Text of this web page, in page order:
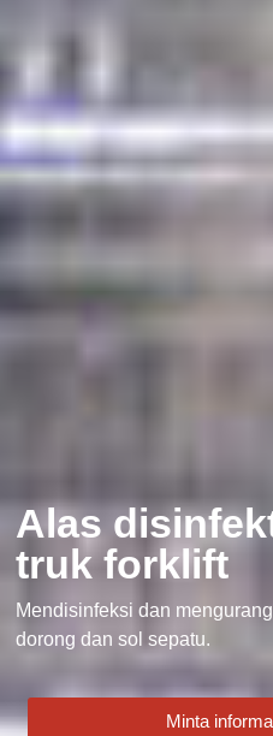
Alas
truk forklift
Mendisinfeksi dan
dorong dan sol sepatu.
Minta